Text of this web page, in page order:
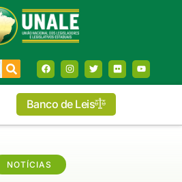
Banco de Leis
NOTÍCIAS